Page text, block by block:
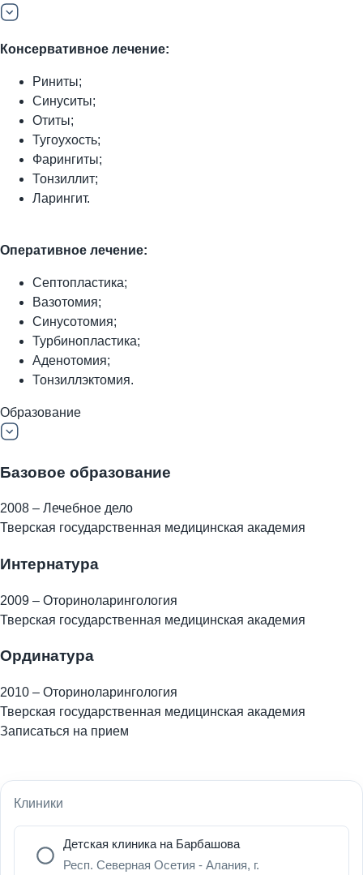
Консервативное лечение:
Риниты;
Синуситы;
Отиты;
Тугоухость;
Фарингиты;
Тонзиллит;
Ларингит.
Оперативное лечение:
Септопластика;
Вазотомия;
Синусотомия;
Турбинопластика;
Аденотомия;
Тонзиллэктомия.
Образование
Базовое образование
2008 – Лечебное дело
Тверская государственная медицинская академия
Интернатура
2009 – Оториноларингология
Тверская государственная медицинская академия
Ординатура
2010 – Оториноларингология
Тверская государственная медицинская академия
Записаться на прием
Клиники
Детская клиника на Барбашова
Респ. Северная Осетия - Алания, г.